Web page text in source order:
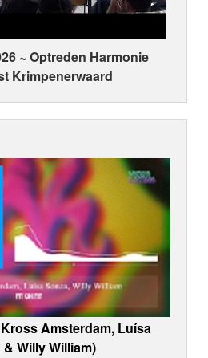
~ Optreden Harmonie
Krimpenerwaard
Amsterdam, Luísa
Willy William)